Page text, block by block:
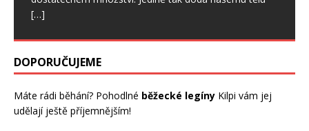
[…]
DOPORUČUJEME
Máte rádi běhání? Pohodlné běžecké legíny Kilpi vám jej
udělají ještě příjemnějším!